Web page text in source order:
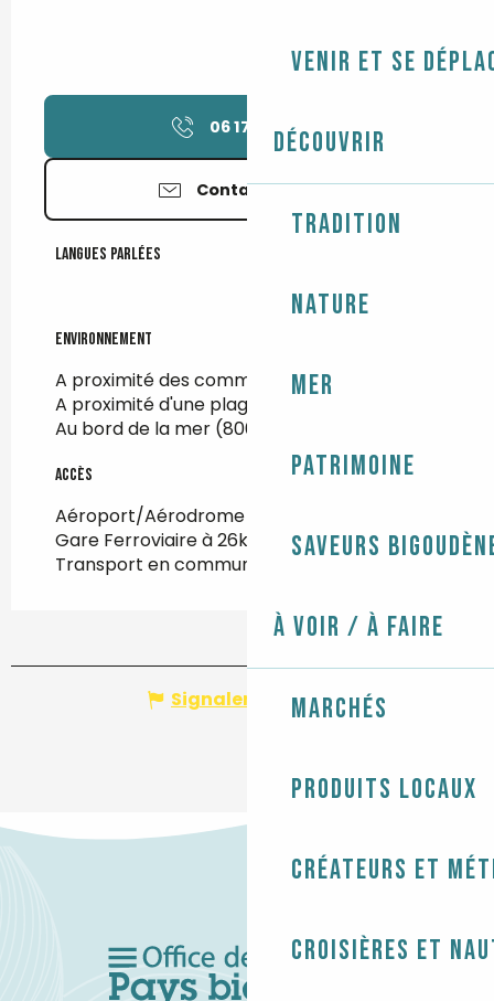
Venir et se
Découvrir
Tradition
Nature
Mer
Patrimoine
Saveurs
À voir / À faire
Marchés
Produits locaux
Créateurs et
Croisières et
06 17 33 79▒▒
Contactez-nous
Langues parlées
Langues parlées
Environnement
Environnement
A proximité des commerces(500m)
A proximité d'une plage
Au bord de la mer (800m)
Accès
Accès
Aéroport/Aérodrome à 98km
Gare Ferroviaire à 26km
Transport en commun à 100m
Signaler une erreur